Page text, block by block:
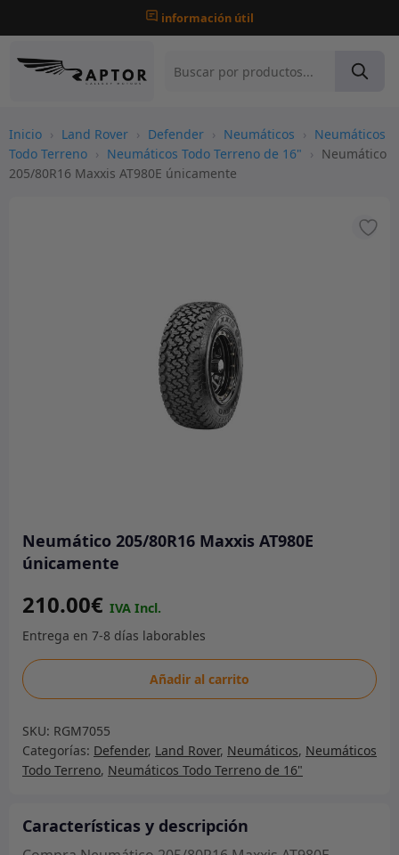
información útil
Inicio › Land Rover › Defender › Neumáticos › Neumáticos
Todo Terreno › Neumáticos Todo Terreno de 16" › Neumático
205/80R16 Maxxis AT980E únicamente
Neumático 205/80R16 Maxxis AT980E
únicamente
210.00€
Neumático
205/80R16
AT980E
únicamente
cantidad
Añadir al carrito
SKU: RGM7055
Categorías: Defender, Land Rover, Neumáticos, Neumáticos
Todo Terreno, Neumáticos Todo Terreno de 16"
Características y descripción